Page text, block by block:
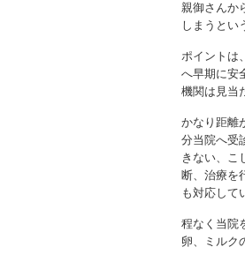
親御さんか
しまうとい
ポイントは
へ早期に安
機関は見当
かなり距離
分当院へ受
きない、こ
断、治療を
も対応して
程なく当院
卵、ミルク